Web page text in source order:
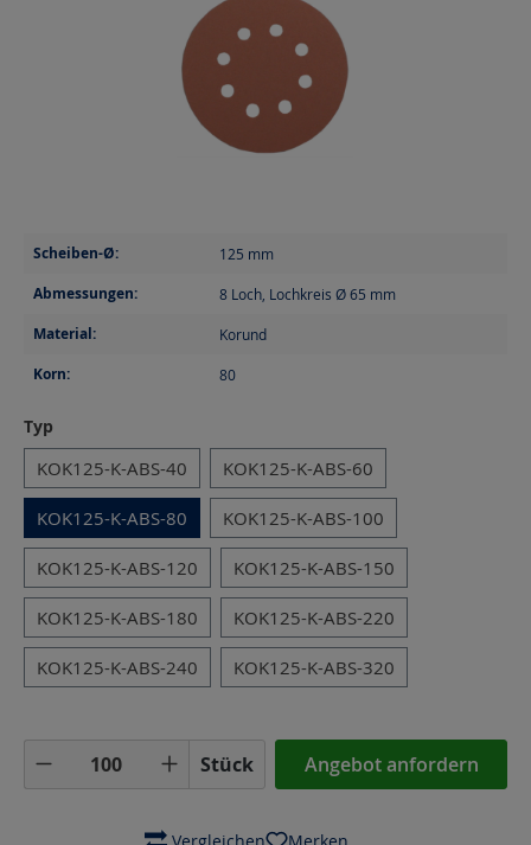
Scheiben-Ø: 125 mm
Abmessungen: 8 Loch, Lochkreis Ø 65 mm
Material: Korund
Korn: 80
Typ
KOK125-K-ABS-40 KOK125-K-ABS-60
KOK125-K-ABS-80 KOK125-K-ABS-100
KOK125-K-ABS-120 KOK125-K-ABS-150
KOK125-K-ABS-180 KOK125-K-ABS-220
KOK125-K-ABS-240 KOK125-K-ABS-320
Produkt Anzahl: Gib den gewünschten
Stück Angebot anfordern
Vergleichen Merken